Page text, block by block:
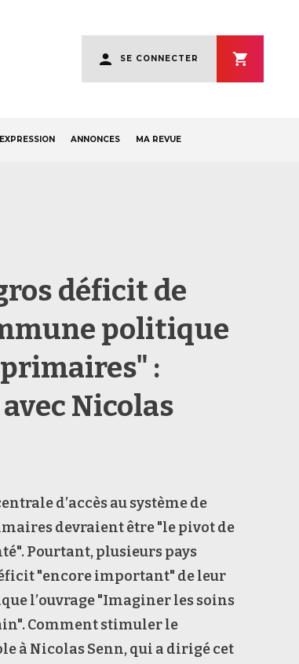
account
menu
SE CONNECTER
EXPRESSION ANNONCES MA REVUE
déficit de
politique
:
Nicolas
d’accès au système de
devraient être "le pivot de
Pourtant, plusieurs pays
"encore important" de leur
l’ouvrage "Imaginer les soins
Comment stimuler le
à Nicolas Senn, qui a dirigé cet